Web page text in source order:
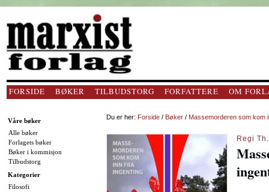
FORSIDE BØKER TILBUDSTORG FORFATTERE OM
Våre bøker
Alle bøker
Forlagets bøker
Bøker i kommisjon
Tilbudstorg
Kategorier
Filosofi
Du er her: Forside / Bøker / Massemorderen som kom
Regi